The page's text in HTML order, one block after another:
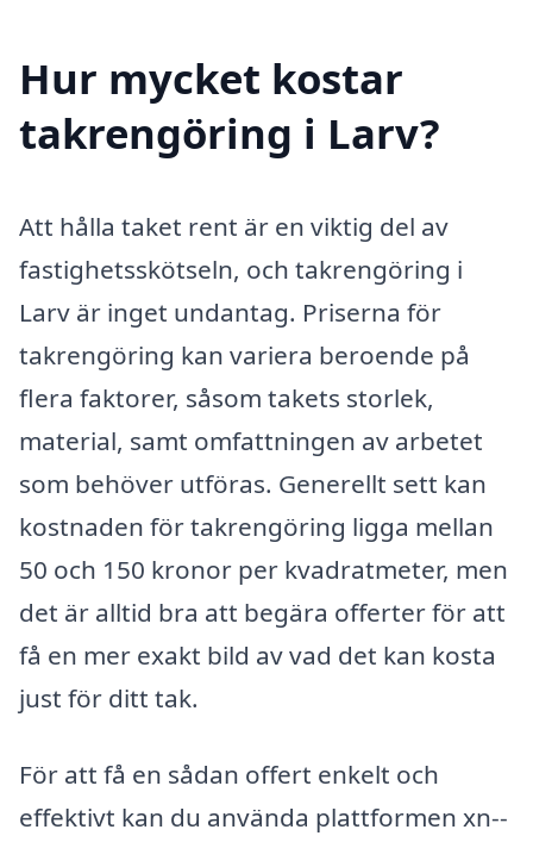
Hur mycket kostar
takrengöring i Larv?
Att hålla taket rent är en viktig del av
fastighetsskötseln, och takrengöring i
Larv är inget undantag. Priserna för
takrengöring kan variera beroende på
flera faktorer, såsom takets storlek,
material, samt omfattningen av arbetet
som behöver utföras. Generellt sett kan
kostnaden för takrengöring ligga mellan
50 och 150 kronor per kvadratmeter, men
det är alltid bra att begära offerter för att
få en mer exakt bild av vad det kan kosta
just för ditt tak.
För att få en sådan offert enkelt och
effektivt kan du använda plattformen xn--